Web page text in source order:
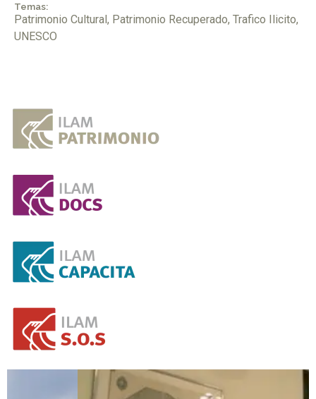
Temas:
Patrimonio Cultural, Patrimonio Recuperado, Trafico Ilicito,
UNESCO